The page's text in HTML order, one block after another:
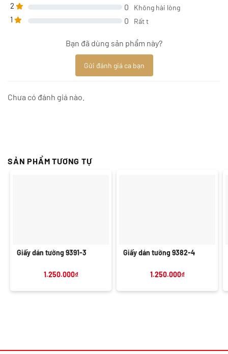
2 0 Không hài lòng
1 0 Rất t
Bạn đã dùng sản phẩm này?
Gửi đánh giá ca bạn
Chưa có đánh giá nào.
SẢN PHẨM TƯƠNG TỰ
Giấy dán tường 9391-3
1.250.000₫
Giấy dán tường 9382-4
1.250.000₫